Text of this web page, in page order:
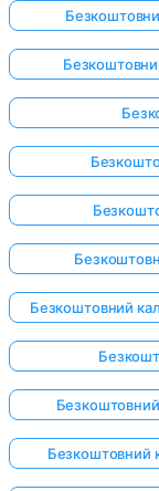
Безкоштовний
Безкоштовний
Безкоштовний